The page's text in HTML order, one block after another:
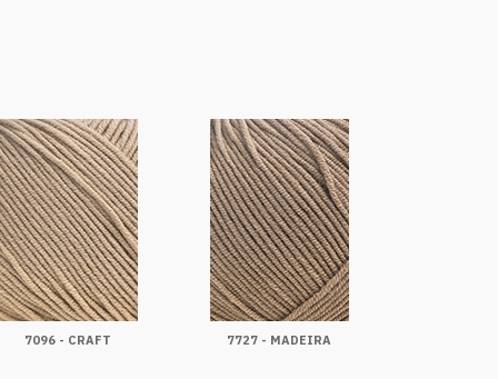
7096 - CRAFT 7727 - MADEIRA